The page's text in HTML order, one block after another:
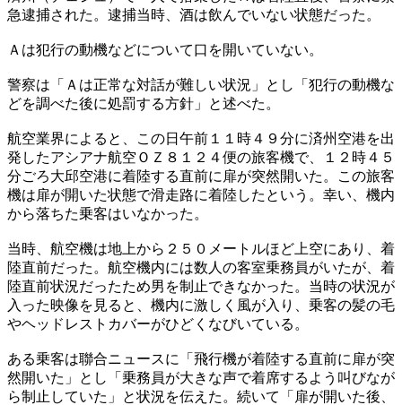
急逮捕された。逮捕当時、酒は飲んでいない状態だった。
Ａは犯行の動機などについて口を開いていない。
警察は「Ａは正常な対話が難しい状況」とし「犯行の動機な
どを調べた後に処罰する方針」と述べた。
航空業界によると、この日午前１１時４９分に済州空港を出
発したアシアナ航空ＯＺ８１２４便の旅客機で、１２時４５
分ごろ大邱空港に着陸する直前に扉が突然開いた。この旅客
機は扉が開いた状態で滑走路に着陸したという。幸い、機内
から落ちた乗客はいなかった。
当時、航空機は地上から２５０メートルほど上空にあり、着
陸直前だった。航空機内には数人の客室乗務員がいたが、着
陸直前状況だったため男を制止できなかった。当時の状況が
入った映像を見ると、機内に激しく風が入り、乗客の髪の毛
やヘッドレストカバーがひどくなびいている。
ある乗客は聯合ニュースに「飛行機が着陸する直前に扉が突
然開いた」とし「乗務員が大きな声で着席するよう叫びなが
ら制止していた」と状況を伝えた。続いて「扉が開いた後、